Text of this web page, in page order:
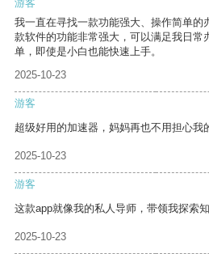
游客
我一直在寻找一款功能强大、操作简单的
款软件的功能非常强大，可以满足我日常
单，即使是小白也能快速上手。
2025-10-23
游客
超级好用的加速器，妈妈再也不用担心我
2025-10-23
游客
这款app就像我的私人导师，带领我探索知
2025-10-23